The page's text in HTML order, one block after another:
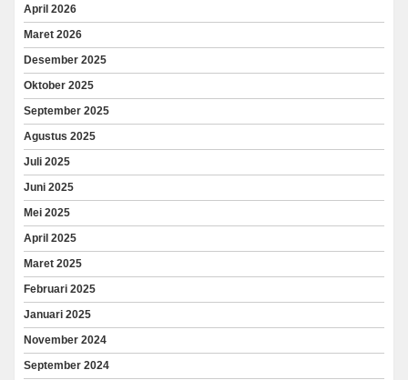
April 2026
Maret 2026
Desember 2025
Oktober 2025
September 2025
Agustus 2025
Juli 2025
Juni 2025
Mei 2025
April 2025
Maret 2025
Februari 2025
Januari 2025
November 2024
September 2024